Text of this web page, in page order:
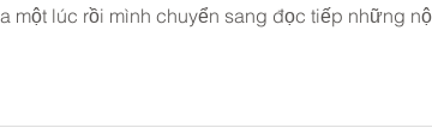
một lúc rồi mình chuyển sang đọc tiếp những